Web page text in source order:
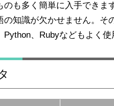
のも多く簡単に入手でき
の知識が欠かせません。そ
Python、Rubyなどもよく使